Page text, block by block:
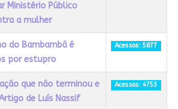
Ministério Público
a mulher
do Bambambã é
por estupro
Acessos: 5877
que não terminou e
de Luís Nassif
Acessos: 4753